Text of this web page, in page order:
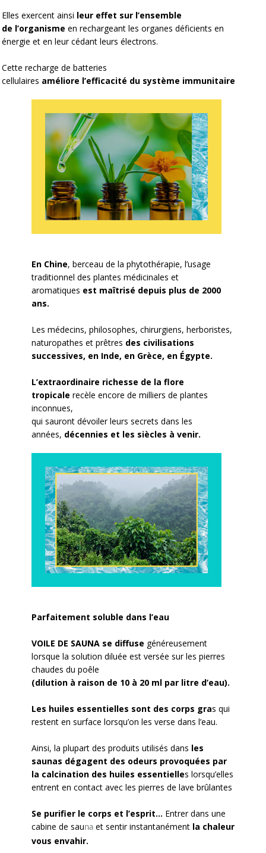
Elles exercent ainsi leur effet sur l’ensemble
de l’organisme en rechargeant les organes déficients en
énergie et en leur cédant leurs électrons.
Cette recharge de batteries
cellulaires améliore l’efficacité du système immunitaire
En Chine, berceau de la phytothérapie, l’usage
traditionnel des plantes médicinales et
aromatiques est maîtrisé depuis plus de 2000
ans.
Les médecins, philosophes, chirurgiens, herboristes,
naturopathes et prêtres des civilisations
successives, en Inde, en Grèce, en Égypte.
L’extraordinaire richesse de la flore
tropicale recèle encore de milliers de plantes
inconnues,
qui sauront dévoiler leurs secrets dans les
années, décennies et les siècles à venir.
Parfaitement soluble dans l’eau
VOILE DE SAUNA se diffuse généreusement
lorsque la solution diluée est versée sur les pierres
chaudes du poêle
(dilution à raison de 10 à 20 ml par litre d’eau).
Les huiles essentielles sont des corps gras qui
restent en surface lorsqu’on les verse dans l’eau.
Ainsi, la plupart des produits utilisés dans les
saunas dégagent des odeurs provoquées par
la calcination des huiles essentielles lorsqu’elles
entrent en contact avec les pierres de lave brûlantes
Se purifier le corps et l’esprit... Entrer dans une
cabine de sauna et sentir instantanément la chaleur
vous envahir.